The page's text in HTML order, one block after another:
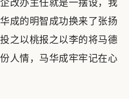
改办主任就是一摆设，我
成的明智成功换来了张扬
之以桃报之以李的将马德
人情，马华成牢牢记在心